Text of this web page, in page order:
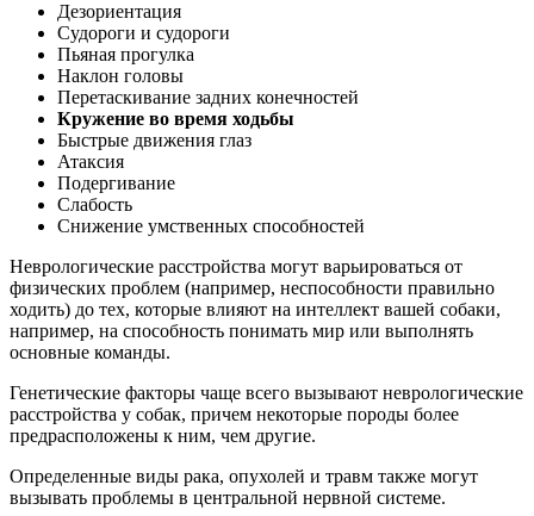
Дезориентация
Судороги и судороги
Пьяная прогулка
Наклон головы
Перетаскивание задних конечностей
Кружение во время ходьбы
Быстрые движения глаз
Атаксия
Подергивание
Слабость
Снижение умственных способностей
Неврологические расстройства могут варьироваться от
физических проблем (например, неспособности правильно
ходить) до тех, которые влияют на интеллект вашей собаки,
например, на способность понимать мир или выполнять
основные команды.
Генетические факторы чаще всего вызывают неврологические
расстройства у собак, причем некоторые породы более
предрасположены к ним, чем другие.
Определенные виды рака, опухолей и травм также могут
вызывать проблемы в центральной нервной системе.